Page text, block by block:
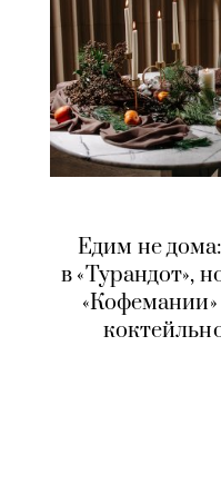
Едим не
в «Турандот»,